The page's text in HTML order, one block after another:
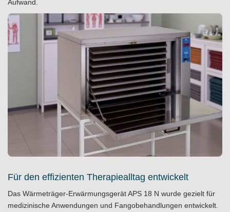
Aufwand.
Für den effizienten Therapiealltag entwickelt
Das Wärmeträger-Erwärmungsgerät APS 18 N wurde gezielt für
medizinische Anwendungen und Fangobehandlungen entwickelt.